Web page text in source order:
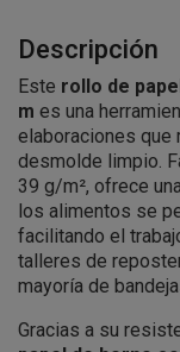
Descripción
Este rollo de
m es una
elaboraciones que
desmolde limpio.
39 g/m², ofrece
los alimentos se
facilitando el
talleres de
mayoría de
Gracias a su